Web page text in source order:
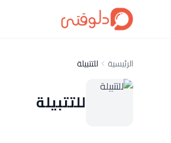
الرئيسية للتتبيلة
للتتبيلة